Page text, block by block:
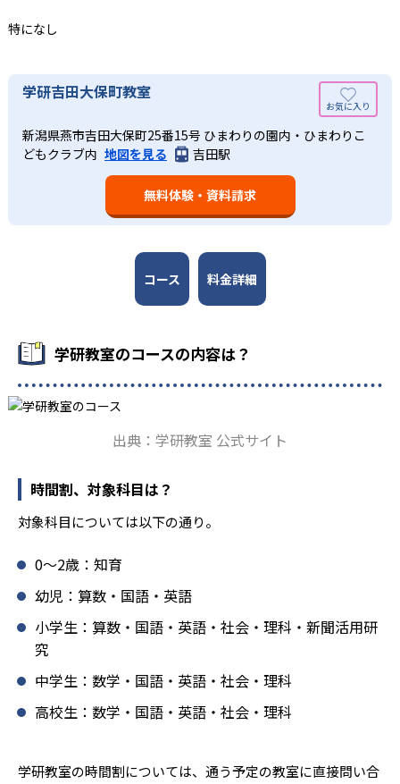
している。
週2回の教室学習と毎日の家庭学習
学研教室では、週2回の教室学習と毎日の家庭学習（宿題学
習）の相乗効果を活かす形で生徒の学力向上を進める。週2
回の教室学習において指導者は、生徒の様子を観察しなが
ら学習指導と学習管理を実施。教室学習日以外の日のため
に自宅学習用の教材も提供し、学習の習慣化と学力の定着
を図っている。進度が早い子供は先取り学習も可能だ。
語の基礎力を上げたい人に向いている。
学研教室では、小学生については、1回の学習時間を30～
50分程度と設定している。この時間設定は、子どもが集中
して学習できる時間が通常「学年×10分±10分」と考えら
れていることに由来するものだ。この限界を超えて勉強し
ても学習の効果は上がらないと学研教室は考え、単なる長
時間学習よりくり返し学習の効果を重視している。そのた
め、長時間の勉強が苦手な人に向いている。
どんなメリットがある？
学研教室が持つ最大のメリットは、学研の教材開発ノウハ
ウを結集して制作した学習教材を使用している点だ。この
教材は、学習指導要領の内容を全てカバーしており、学校
の勉強がよくわかるというもの。基礎から応用まで、少し
ずつステップアップしながら身につけることができ、基礎
固めから先取り学習まで対応している。算数と国語を重視
も対応。中学校英語の準備や高校入試向けの英語力育成に
学研教室の先生は、研修会や勉強会で日々指導スキルを研
きる力を」という理念のもとで生徒一人ひとりに向き合っ
ており、生徒それぞれの「できるところ」「良いところ」
を見つけて褒めるところから学習をスタートする。この指
導により生徒の「やる気」を引き出し、無理のない学習と
報にも精通しており、学習相談や教育相談、保護者とのコ
学研教室では、楽しく生き生きと学ぶことも重視してい
る。人と人との触れ合いの中で学びを深めることにより、
知・情・意のバランスのとれた生徒の育成を推進。「教室
面の指導も実施し、全人的な教育に取り組んでいる点も、
メリットと言えるだろう。
どんなデメリットがある？
学研教室のデメリットとしては、基礎をより重視している
分、生徒によっては物足りなく感じる可能性がある点だろ
う。相性が気になる場合は、近くの教室に問い合わせてみ
ることを推奨する。
特になし
学研吉田大保町教室
新潟県燕市吉田大保町25番15号 ひまわりの園内・ひまわりこ
どもクラブ内 地図を見る 吉田駅
無料体験・資料請求
コース 料金詳細
学研教室のコースの内容は？
出典：学研教室 公式サイト
時間割、対象科目は？
対象科目については以下の通り。
0〜2歳：知育
幼児：算数・国語・英語
小学生：算数・国語・英語・社会・理科・新聞活用研
究
中学生：数学・国語・英語・社会・理科
高校生：数学・国語・英語・社会・理科
学研教室の時間割については、通う予定の教室に直接問い合